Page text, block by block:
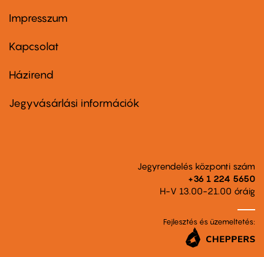
Footer
first
Impresszum
Kapcsolat
Footer
second
Házirend
Jegyvásárlási információk
Jegyrendelés központi szám
+36 1 224 5650
H-V 13.00-21.00 óráig
Fejlesztés és üzemeltetés: